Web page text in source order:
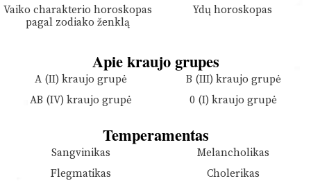
Vaiko charakterio horoskopas
pagal zodiako ženklą
Ydų horoskopas
Apie kraujo grupes
A (II) kraujo grupė
B (III) kraujo grupė
AB (IV) kraujo grupė
0 (I) kraujo grupė
Temperamentas
Sangvinikas
Melancholikas
Flegmatikas
Cholerikas